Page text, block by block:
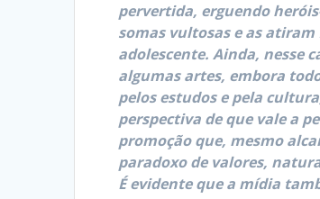
pervertida, erguendo
somas vultosas e as
adolescente. Ainda, nesse
algumas artes, embora
pelos estudos e pela
perspectiva de que vale a
promoção que, mesmo
paradoxo de valores,
É evidente que a mídia